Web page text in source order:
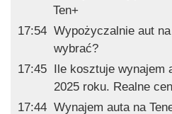
Ten+
17:54 Wypożyczalnie aut
wybrać?
17:45 Ile kosztuje wynajem
2025 roku. Realne
17:44 Wynajem auta na